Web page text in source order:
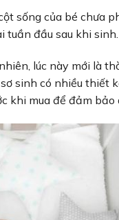
sống của bé chưa
tuần đầu sau khi sinh.
lúc này mới là
sinh có nhiều thiết
khi mua để đảm bảo